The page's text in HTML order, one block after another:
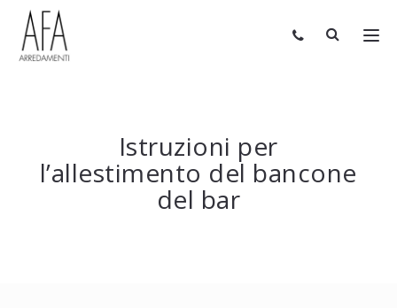
Istruzioni per
l’allestimento del bancone
del bar